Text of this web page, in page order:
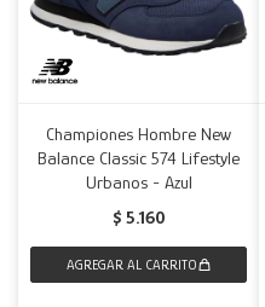
Championes Hombre New
Balance Classic 574 Lifestyle
Urbanos - Azul
$ 5.160